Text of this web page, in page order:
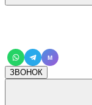
M
ЗВОНОК